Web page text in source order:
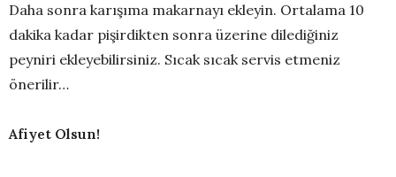
Daha sonra karışıma makarnayı ekleyin. Ortalama 10
dakika kadar pişirdikten sonra üzerine dilediğiniz
peyniri ekleyebilirsiniz. Sıcak sıcak servis etmeniz
önerilir…
Afiyet Olsun!